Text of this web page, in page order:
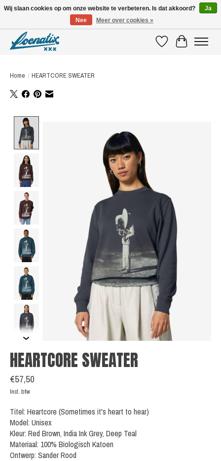
VerlanglijstWinkelwagen
Home / HEARTCORE SWEATER
HEARTCORE SWEATER
€57,50
Incl. btw
Titel: Heartcore (Sometimes it's heart to hear)
Model: Unisex
Kleur: Red Brown, India Ink Grey, Deep Teal
Materiaal: 100% Biologisch Katoen
Ontwerp: Sander Rood
Wij slaan cookies op om onze website te verbeteren. Is dat akkoord?
Ja
Nee
Meer over cookies »